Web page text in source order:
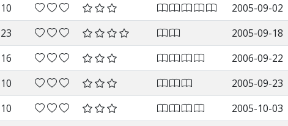
10
2005-09-02
23
2005-09-18
16
2006-09-22
10
2005-09-23
10
2005-10-03